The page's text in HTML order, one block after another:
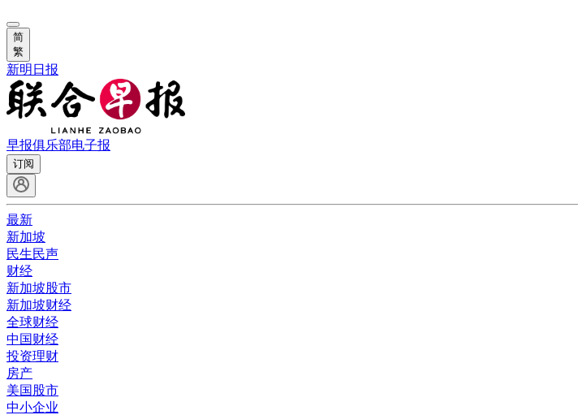
简
繁
新明日报
早报俱乐部电子报
订阅
最新
新加坡
民生民声
财经
新加坡股市
新加坡财经
全球财经
中国财经
投资理财
房产
美国股市
中小企业